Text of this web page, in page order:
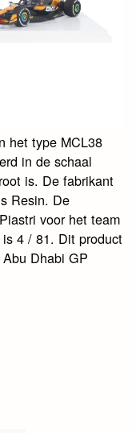
het type MCL38
in de schaal
is. De fabrikant
Resin. De
voor het team
is 4 / 81. Dit product
Dhabi GP